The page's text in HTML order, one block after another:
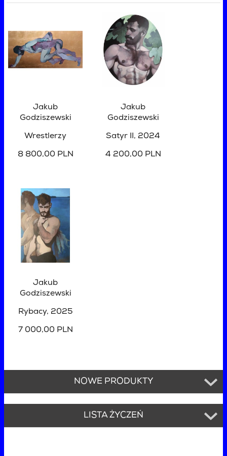
Jakub
Godziszewski
Wrestlerzy
8 800,00 PLN
Jakub
Godziszewski
Satyr II , 2024
4 200,00 PLN
Jakub
Godziszewski
Rybacy, 2025
7 000,00 PLN
NOWE PRODUKTY
LISTA ŻYCZEŃ